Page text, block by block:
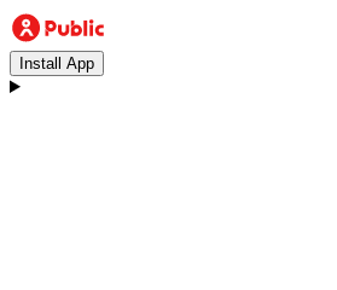
Install App